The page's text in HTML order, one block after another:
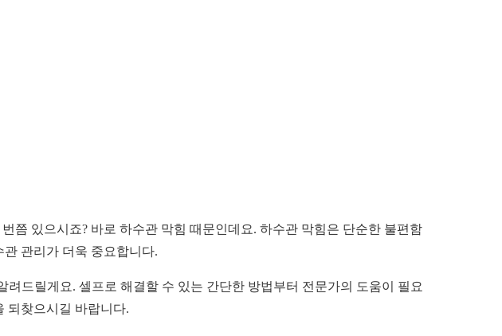
쯤 있으시죠? 바로 하수관 막힘 때문인데요. 하수관 막힘은 단순한 불편함
관리가 더욱 중요합니다.
드릴게요. 셀프로 해결할 수 있는 간단한 방법부터 전문가의 도움이 필요
되찾으시길 바랍니다.